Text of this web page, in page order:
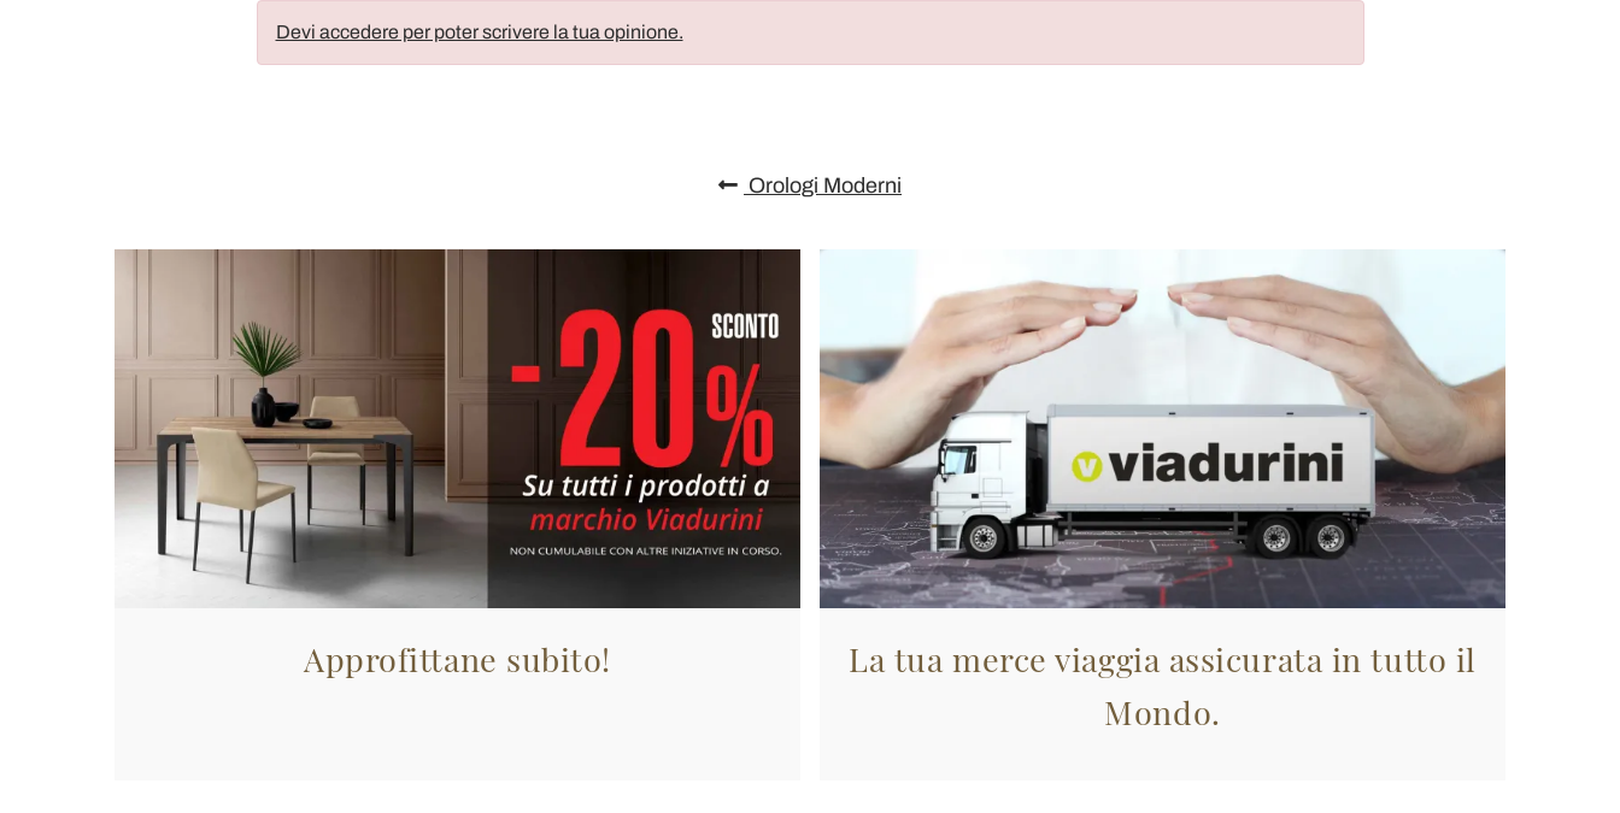
Devi accedere per poter scrivere la tua opinione.
Orologi Moderni
Approfittane subito!
La tua merce viaggia assicurata in tutto il
Mondo.